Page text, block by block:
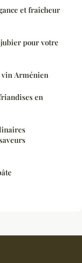
et fraîcheur
pour votre
vin Arménien
en